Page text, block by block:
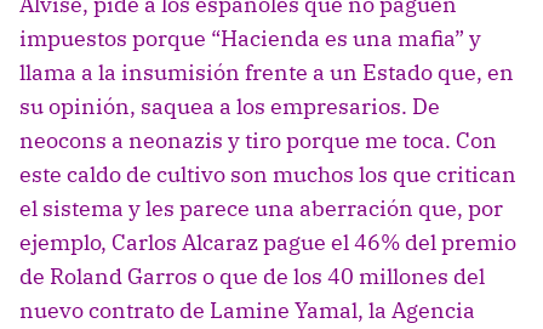
impuestos porque “Hacienda es una mafia” y
llama a la insumisión frente a un Estado que, en
su opinión, saquea a los empresarios. De
neocons a neonazis y tiro porque me toca. Con
este caldo de cultivo son muchos los que critican
el sistema y les parece una aberración que, por
ejemplo, Carlos Alcaraz pague el 46% del premio
de Roland Garros o que de los 40 millones del
nuevo contrato de Lamine Yamal, la Agencia